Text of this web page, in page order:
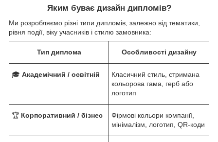
Яким буває дизайн дипломів?
Ми розробляємо різні типи дипломів, залежно від тематики,
рівня події, віку учасників і стилю замовника:
Тип диплома Особливості дизайну
🎓 Академічний / освітній
Класичний стиль, стримана
кольорова гама, герб або
логотип
🏆 Корпоративний / бізнес
Фірмові кольори компанії,
мінімалізм, логотип, QR-коди